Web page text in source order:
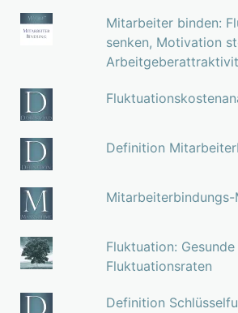
Mitarbeiter binden:
senken, Motivation
Definition
Mitarbeiterbindungs-
Fluktuation: Gesunde
Fluktuationsraten
Definition